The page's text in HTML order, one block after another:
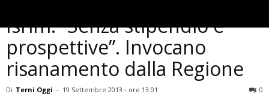
Isrim: ”Senza stipendio e
prospettive”. Invocano
risanamento dalla Regione
Di Terni Oggi - 19 Settembre 2013 - ore 13:01 0